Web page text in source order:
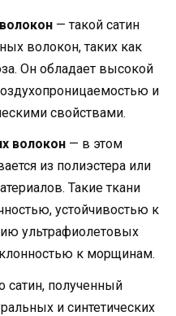
— такой сатин
волокон, таких как
Он обладает высокой
и
свойствами.
волокон — в этом
из полиэстера или
Такие ткани
устойчивостью к
ультрафиолетовых
к морщинам.
сатин, полученный
и синтетических